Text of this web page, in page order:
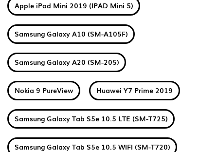
Apple iPad Mini 2019 (IPAD Mini 5)
Samsung Galaxy A10 (SM-A105F)
Samsung Galaxy A20 (SM-205)
Nokia 9 PureView Huawei Y7 Prime 2019
Samsung Galaxy Tab S5e 10.5 LTE (SM-T725)
Samsung Galaxy Tab S5e 10.5 WIFI (SM-T720)